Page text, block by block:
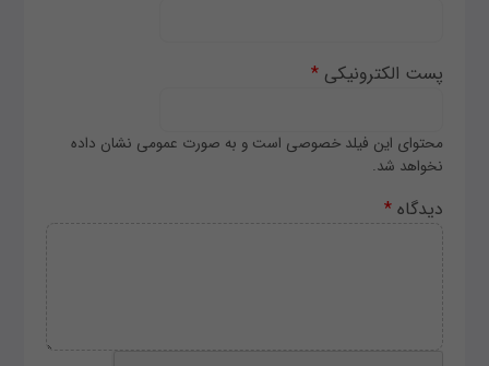
پست الکترونیکی*
محتوای این فیلد خصوصی است و به صورت عمومی نشان داده
نخواهد شد.
دیدگاه*